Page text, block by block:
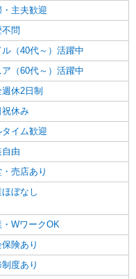
・主夫歓迎
問
ル（40代～）活躍中
ア（60代～）活躍中
休2日制
祝休み
タイム歓迎
自由
売店あり
ぼなし
・WワークOK
険あり
度あり